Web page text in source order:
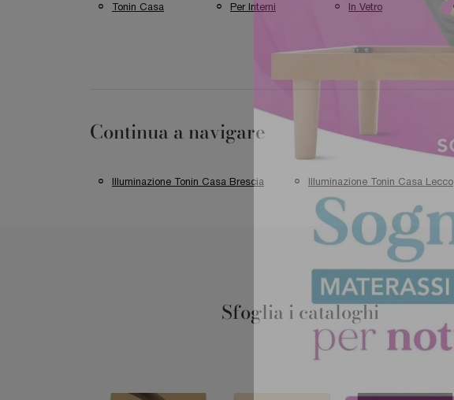
Tonin Casa Per Interni In Vetro
Continua a navigare
Illuminazione Tonin Casa Brescia Illuminazione Tonin Casa Lecco
Sfoglia i cataloghi